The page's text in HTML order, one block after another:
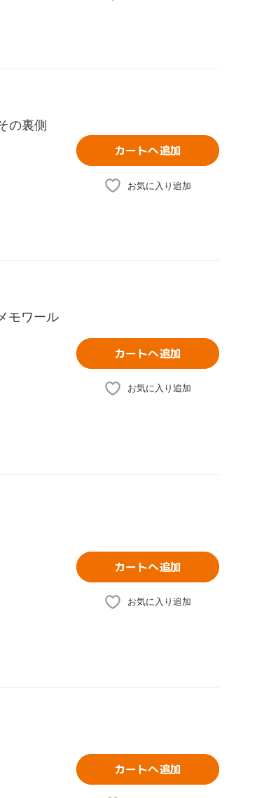
の裏側
カートへ追加
お気に入り追加
モワール
カートへ追加
お気に入り追加
カートへ追加
お気に入り追加
カートへ追加